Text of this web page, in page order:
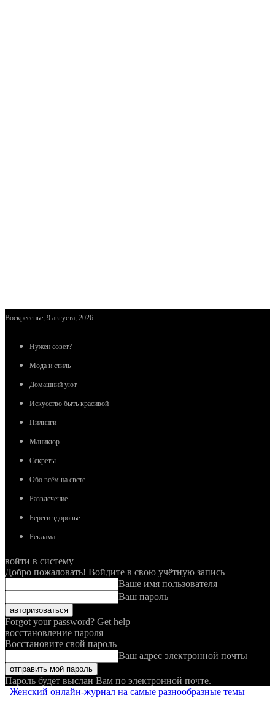
Воскресенье, 9 августа, 2026
Нужен совет?
Мода и стиль
Домашний уют
Искусство быть красивой
Пилинги
Маникюр
Секреты
Обо всём на свете
Развлечение
Береги здоровье
Реклама
войти в систему
Добро пожаловать! Войдите в свою учётную запись
Ваше имя пользователя
Ваш пароль
Forgot your password? Get help
восстановление пароля
Восстановите свой пароль
Ваш адрес электронной почты
Пароль будет выслан Вам по электронной почте.
Женский онлайн-журнал на самые разнообразные темы